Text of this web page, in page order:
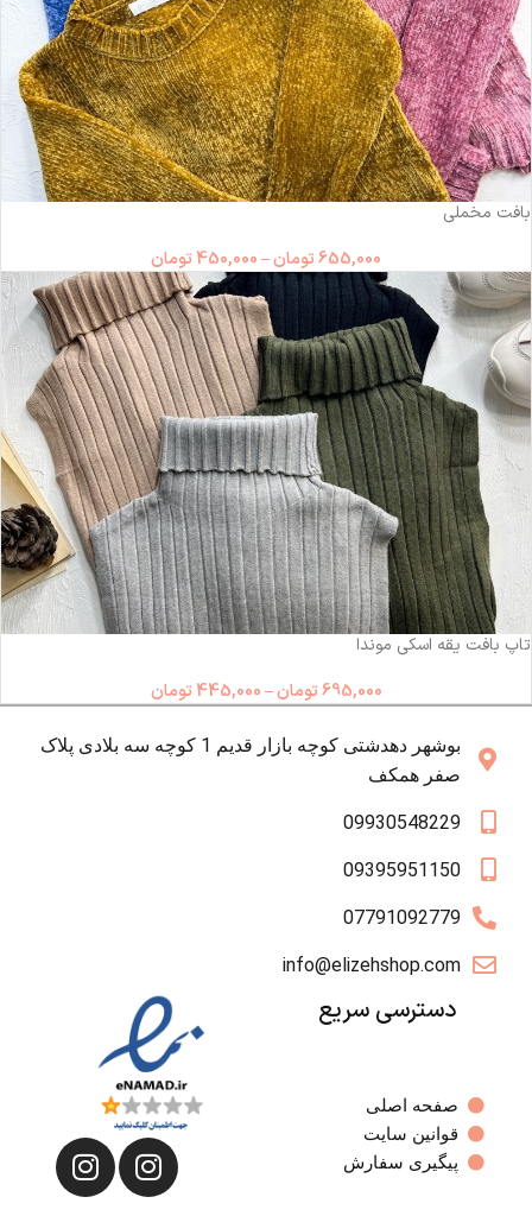
بافت مخملی
655,000تومان–
450,000 تومان
-36%
تاپ بافت یقه اسکی موندا
695,000تومان–
445,000 تومان
بوشهر دهدشتی کوچه بازار قدیم 1 کوچه سه بلادی پلاک
صفر همکف
09930548229
09395951150
07791092779
info@elizehshop.com
دسترسی سریع
صفحه اصلی
قوانین سایت
پیگیری سفارش